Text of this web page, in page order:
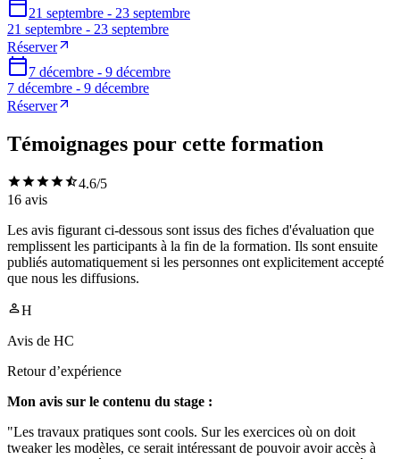
21 septembre - 23 septembre
21 septembre - 23 septembre
Réserver
7 décembre - 9 décembre
7 décembre - 9 décembre
Réserver
Témoignages pour cette formation
4.6/5
16 avis
Les avis figurant ci-dessous sont issus des fiches d'évaluation que
remplissent les participants à la fin de la formation. Ils sont ensuite
publiés automatiquement si les personnes ont explicitement accepté
que nous les diffusions.
H
Avis de HC
Retour d’expérience
Mon avis sur le contenu du stage :
"Les travaux pratiques sont cools. Sur les exercices où on doit
tweaker les modèles, ce serait intéressant de pouvoir avoir accès à